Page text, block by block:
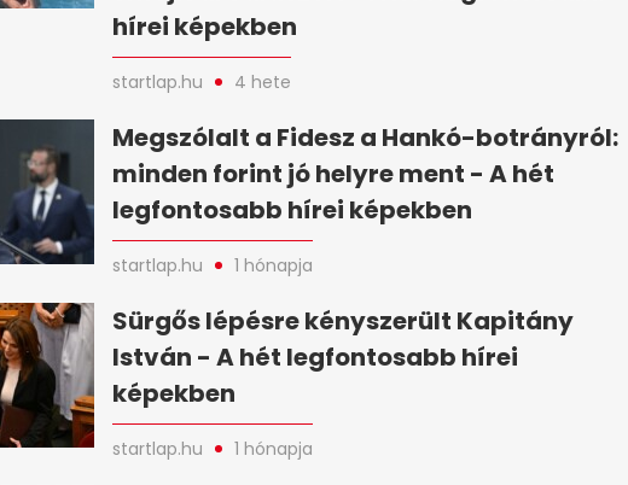
hírei képekben
startlap.hu 4 hete
Megszólalt a Fidesz a Hankó-botrányról:
minden forint jó helyre ment - A hét
legfontosabb hírei képekben
startlap.hu 1 hónapja
Sürgős lépésre kényszerült Kapitány
István - A hét legfontosabb hírei
képekben
startlap.hu 1 hónapja